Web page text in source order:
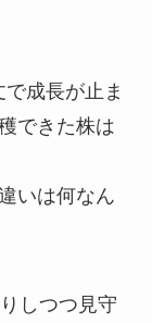
成長が止ま
できた株は
いは何なん
しつつ見守